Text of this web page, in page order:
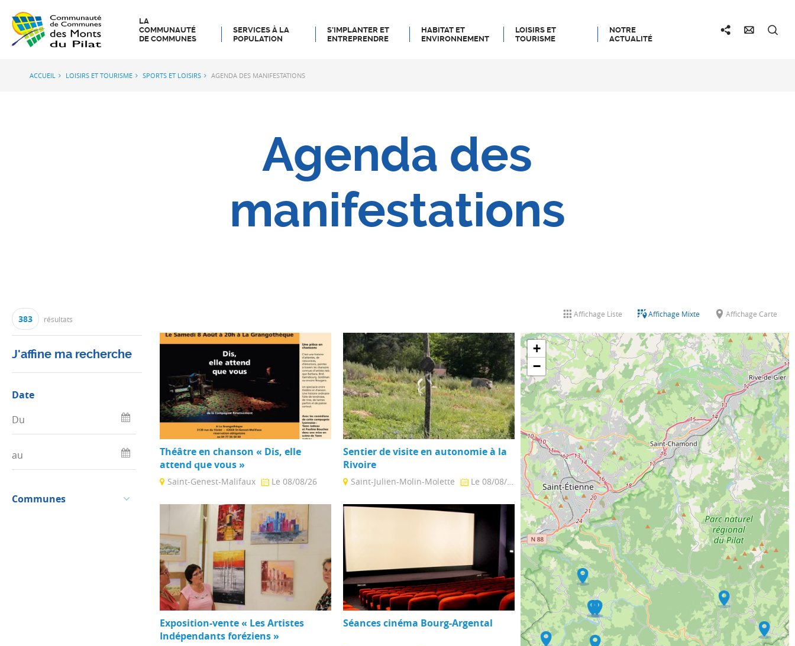
LA
COMMUNAUTÉ
DE COMMUNES
SERVICES À LA
POPULATION
S’IMPLANTER ET
ENTREPRENDRE
HABITAT ET
ENVIRONNEMENT
LOISIRS ET
TOURISME
NOTRE
ACTUALITÉ
ACCUEIL LOISIRS ET TOURISME SPORTS ET LOISIRS AGENDA DES MANIFESTATIONS
Agenda des
manifestations
383 résultats
J'affine ma recherche
Date
Communes
Affichage Liste Affichage Mixte Affichage Carte
Théâtre en chanson « Dis, elle
attend que vous »
Saint-Genest-Malifaux
Le 08/08/26
entre théâtre et chansons par la Cie
Relativement ...
Sentier de visite en autonomie à la
Rivoire
Saint-Julien-Molin-Molette
Le 08/08/26
suivant un sentier balisé au gré des
activités. ...
Exposition-vente « Les Artistes
Indépendants foréziens »
Séances cinéma Bourg-Argental
+
−